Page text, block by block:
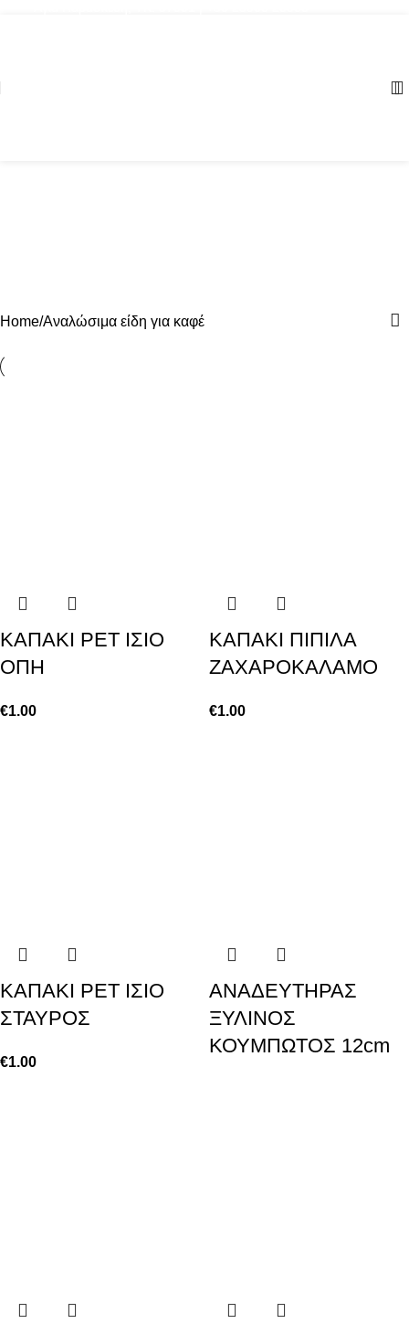
Home Αναλώσιμα είδη για καφέ
KAΠΑΚΙ PET ΙΣΙΟ
ΟΠΗ
€1.00
KAΠΑΚΙ ΠΙΠΙΛΑ
ΖΑΧΑΡΟΚΑΛΑΜΟ
€1.00
KAΠΑΚΙ ΡΕΤ ΙΣΙΟ
ΣΤΑΥΡΟΣ
€1.00
ΑΝΑΔΕΥΤΗΡΑΣ
ΞΥΛΙΝΟΣ
ΚΟΥΜΠΩΤΟΣ 12cm